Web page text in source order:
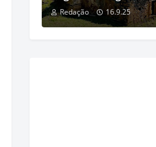
Redação 16.9.25